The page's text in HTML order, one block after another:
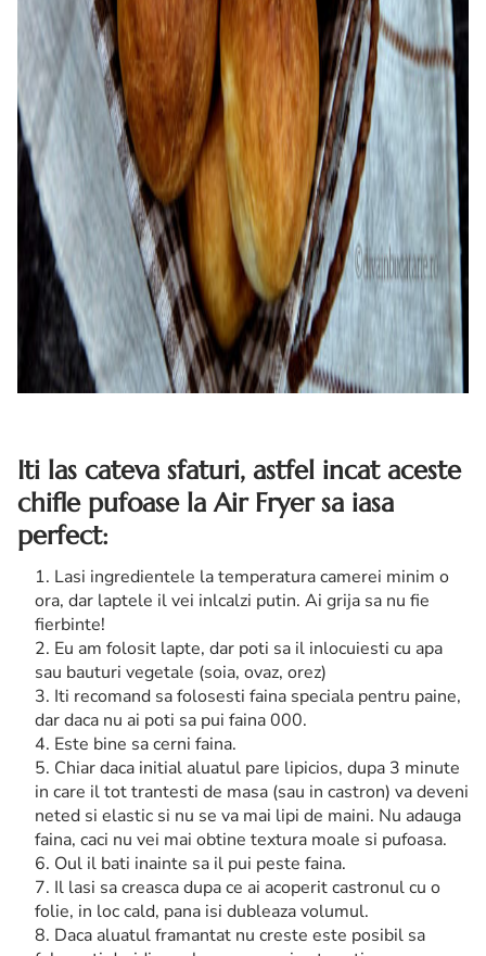
Iti las cateva sfaturi, astfel incat aceste
chifle pufoase la Air Fryersa iasa
perfect:
Lasi ingredientele la temperatura camerei minim o
ora, dar laptele il vei inlcalzi putin. Ai grija sa nu fie
fierbinte!
Eu am folosit lapte, dar poti sa il inlocuiesti cu apa
sau bauturi vegetale (soia, ovaz, orez)
Iti recomand sa folosesti faina speciala pentru paine,
dar daca nu ai poti sa pui faina 000.
Este bine sa cerni faina.
Chiar daca initial aluatul pare lipicios, dupa 3 minute
in care il tot trantesti de masa (sau in castron) va deveni
neted si elastic si nu se va mai lipi de maini. Nu adauga
faina, caci nu vei mai obtine textura moale si pufoasa.
Oul il bati inainte sa il pui peste faina.
Il lasi sa creasca dupa ce ai acoperit castronul cu o
folie, in loc cald, pana isi dubleaza volumul.
Daca aluatul framantat nu creste este posibil sa